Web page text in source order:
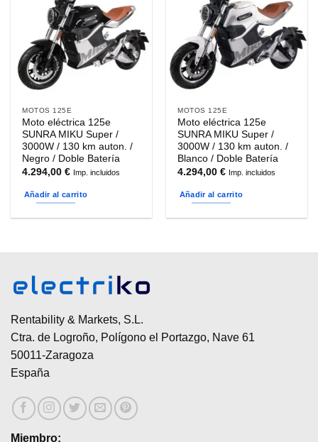
MOTOS 125E
Moto eléctrica 125e
SUNRA MIKU Super /
3000W / 130 km auton. /
Negro / Doble Batería
4.294,00€ Imp. incluidos
Añadir al carrito
MOTOS 125E
Moto eléctrica 125e
SUNRA MIKU Super /
3000W / 130 km auton. /
Blanco / Doble Batería
4.294,00€ Imp. incluidos
Añadir al carrito
Rentability & Markets, S.L.
Ctra. de Logroño, Polígono el Portazgo, Nave 61
50011-Zaragoza
España
Miembro: